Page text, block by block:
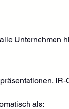
Unternehmen
als: